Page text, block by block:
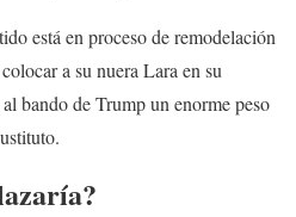
está en proceso de remodelación
a su nuera Lara en su
bando de Trump un enorme peso